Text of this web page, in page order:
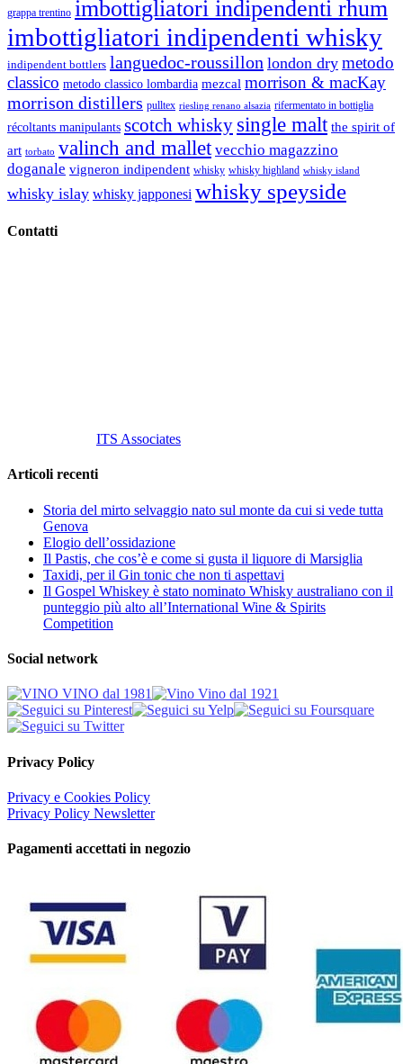
grappa trentino imbottigliatori indipendenti rhum
imbottigliatori indipendenti whisky
indipendent bottlers languedoc-roussillon london dry metodo
classico metodo classico lombardia mezcal morrison & macKay
morrison distillers pulltex riesling renano alsazia rifermentato in bottiglia
récoltants manipulants scotch whisky single malt the spirit of
art torbato valinch and mallet vecchio magazzino
doganale vigneron indipendent whisky whisky highland whisky island
whisky islay whisky japponesi whisky speyside
Contatti
ITS Associates
Articoli recenti
Storia del mirto selvaggio nato sul monte da cui si vede tutta
Genova
Elogio dell’ossidazione
Il Pastis, che cos’è e come si gusta il liquore di Marsiglia
Taxidi, per il Gin tonic che non ti aspettavi
Il Gospel Whiskey è stato nominato Whisky australiano con il
punteggio più alto all’International Wine & Spirits
Competition
Social network
Privacy Policy
Privacy e Cookies Policy
Privacy Policy Newsletter
Pagamenti accettati in negozio